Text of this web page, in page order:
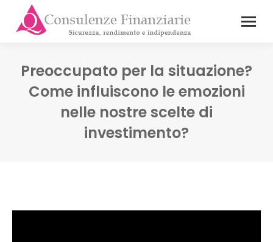
Preoccupato per la situazione?
Come influiscono le emozioni
nelle nostre scelte di
investimento?